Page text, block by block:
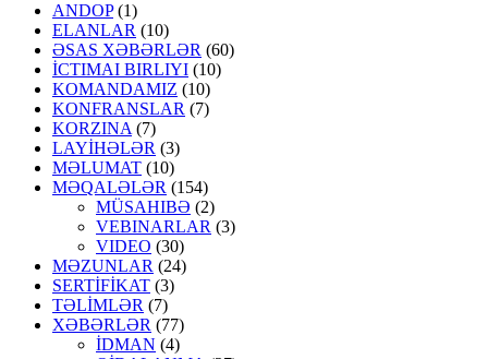
ANDOP(1)
ELANLAR (10)
ƏSAS XƏBƏRLƏR (60)
İCTIMAI BIRLIYI (10)
KOMANDAMIZ (10)
KONFRANSLAR (7)
KORZINA (7)
LAYİHƏLƏR (3)
MƏLUMAT (10)
MƏQALƏLƏR (154)
MÜSAHIBƏ (2)
VEBINARLAR (3)
VIDEO (30)
MƏZUNLAR (24)
SERTİFİKAT (3)
TƏLİMLƏR (7)
XƏBƏRLƏR (77)
İDMAN (4)